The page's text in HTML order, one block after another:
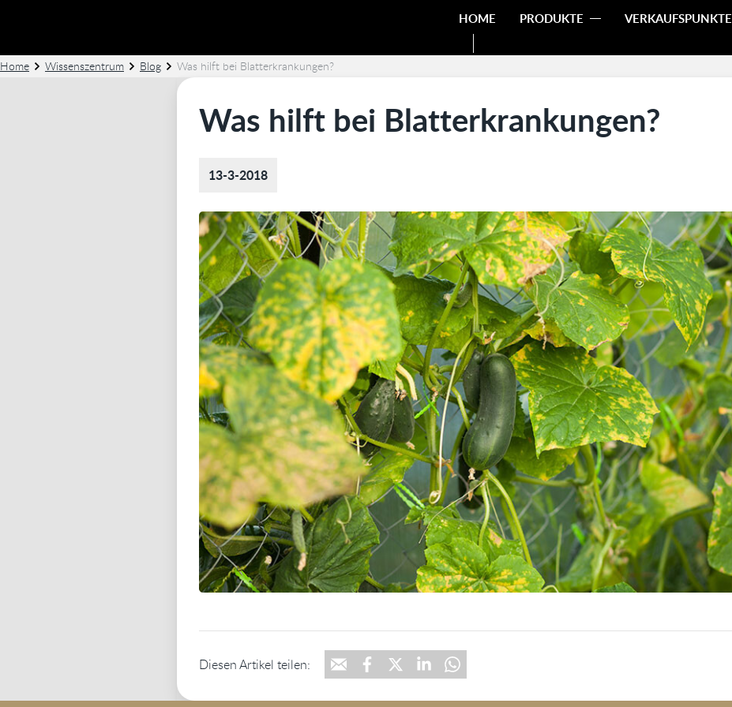
HOME PRODUKTE VERKAUFSPUNKTE
Home Wissenszentrum Blog Was hilft bei Blatterkrankungen?
Was hilft bei Blatterkrankungen?
13-3-2018
Diesen Artikel teilen: